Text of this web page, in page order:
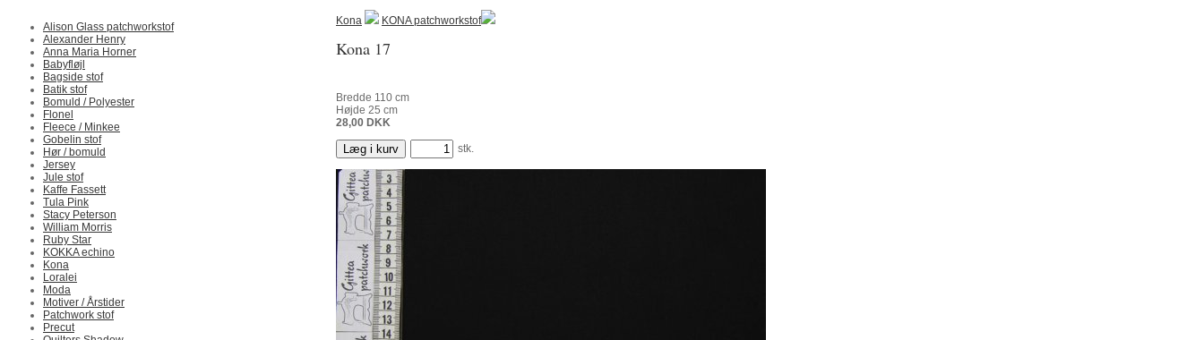
Alison Glass patchworkstof
Alexander Henry
Anna Maria Horner
Babyfløjl
Bagside stof
Batik stof
Bomuld / Polyester
Flonel
Fleece / Minkee
Gobelin stof
Hør / bomuld
Jersey
Jule stof
Kaffe Fassett
Tula Pink
Stacy Peterson
William Morris
Ruby Star
KOKKA echino
Kona
Loralei
Moda
Motiver / Årstider
Patchwork stof
Precut
Kona KONA patchworkstof
Kona 17
Bredde 110 cm
Højde 25 cm
28,00 DKK
Læg i kurv stk.